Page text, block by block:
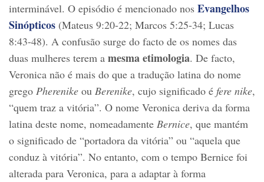
interminável. O episódio é mencionado nos Evangelhos
Sinópticos (Mateus 9:20-22; Marcos 5:25-34; Lucas
8:43-48). A confusão surge do facto de os nomes das
duas mulheres terem a mesma etimologia. De facto,
Veronica não é mais do que a tradução latina do nome
grego Pherenike ou Berenike, cujo significado é fere nike,
“quem traz a vitória”. O nome Veronica deriva da forma
latina deste nome, nomeadamente Bernice, que mantém
o significado de “portadora da vitória” ou “aquela que
conduz à vitória”. No entanto, com o tempo Bernice foi
alterada para Veronica, para a adaptar à forma